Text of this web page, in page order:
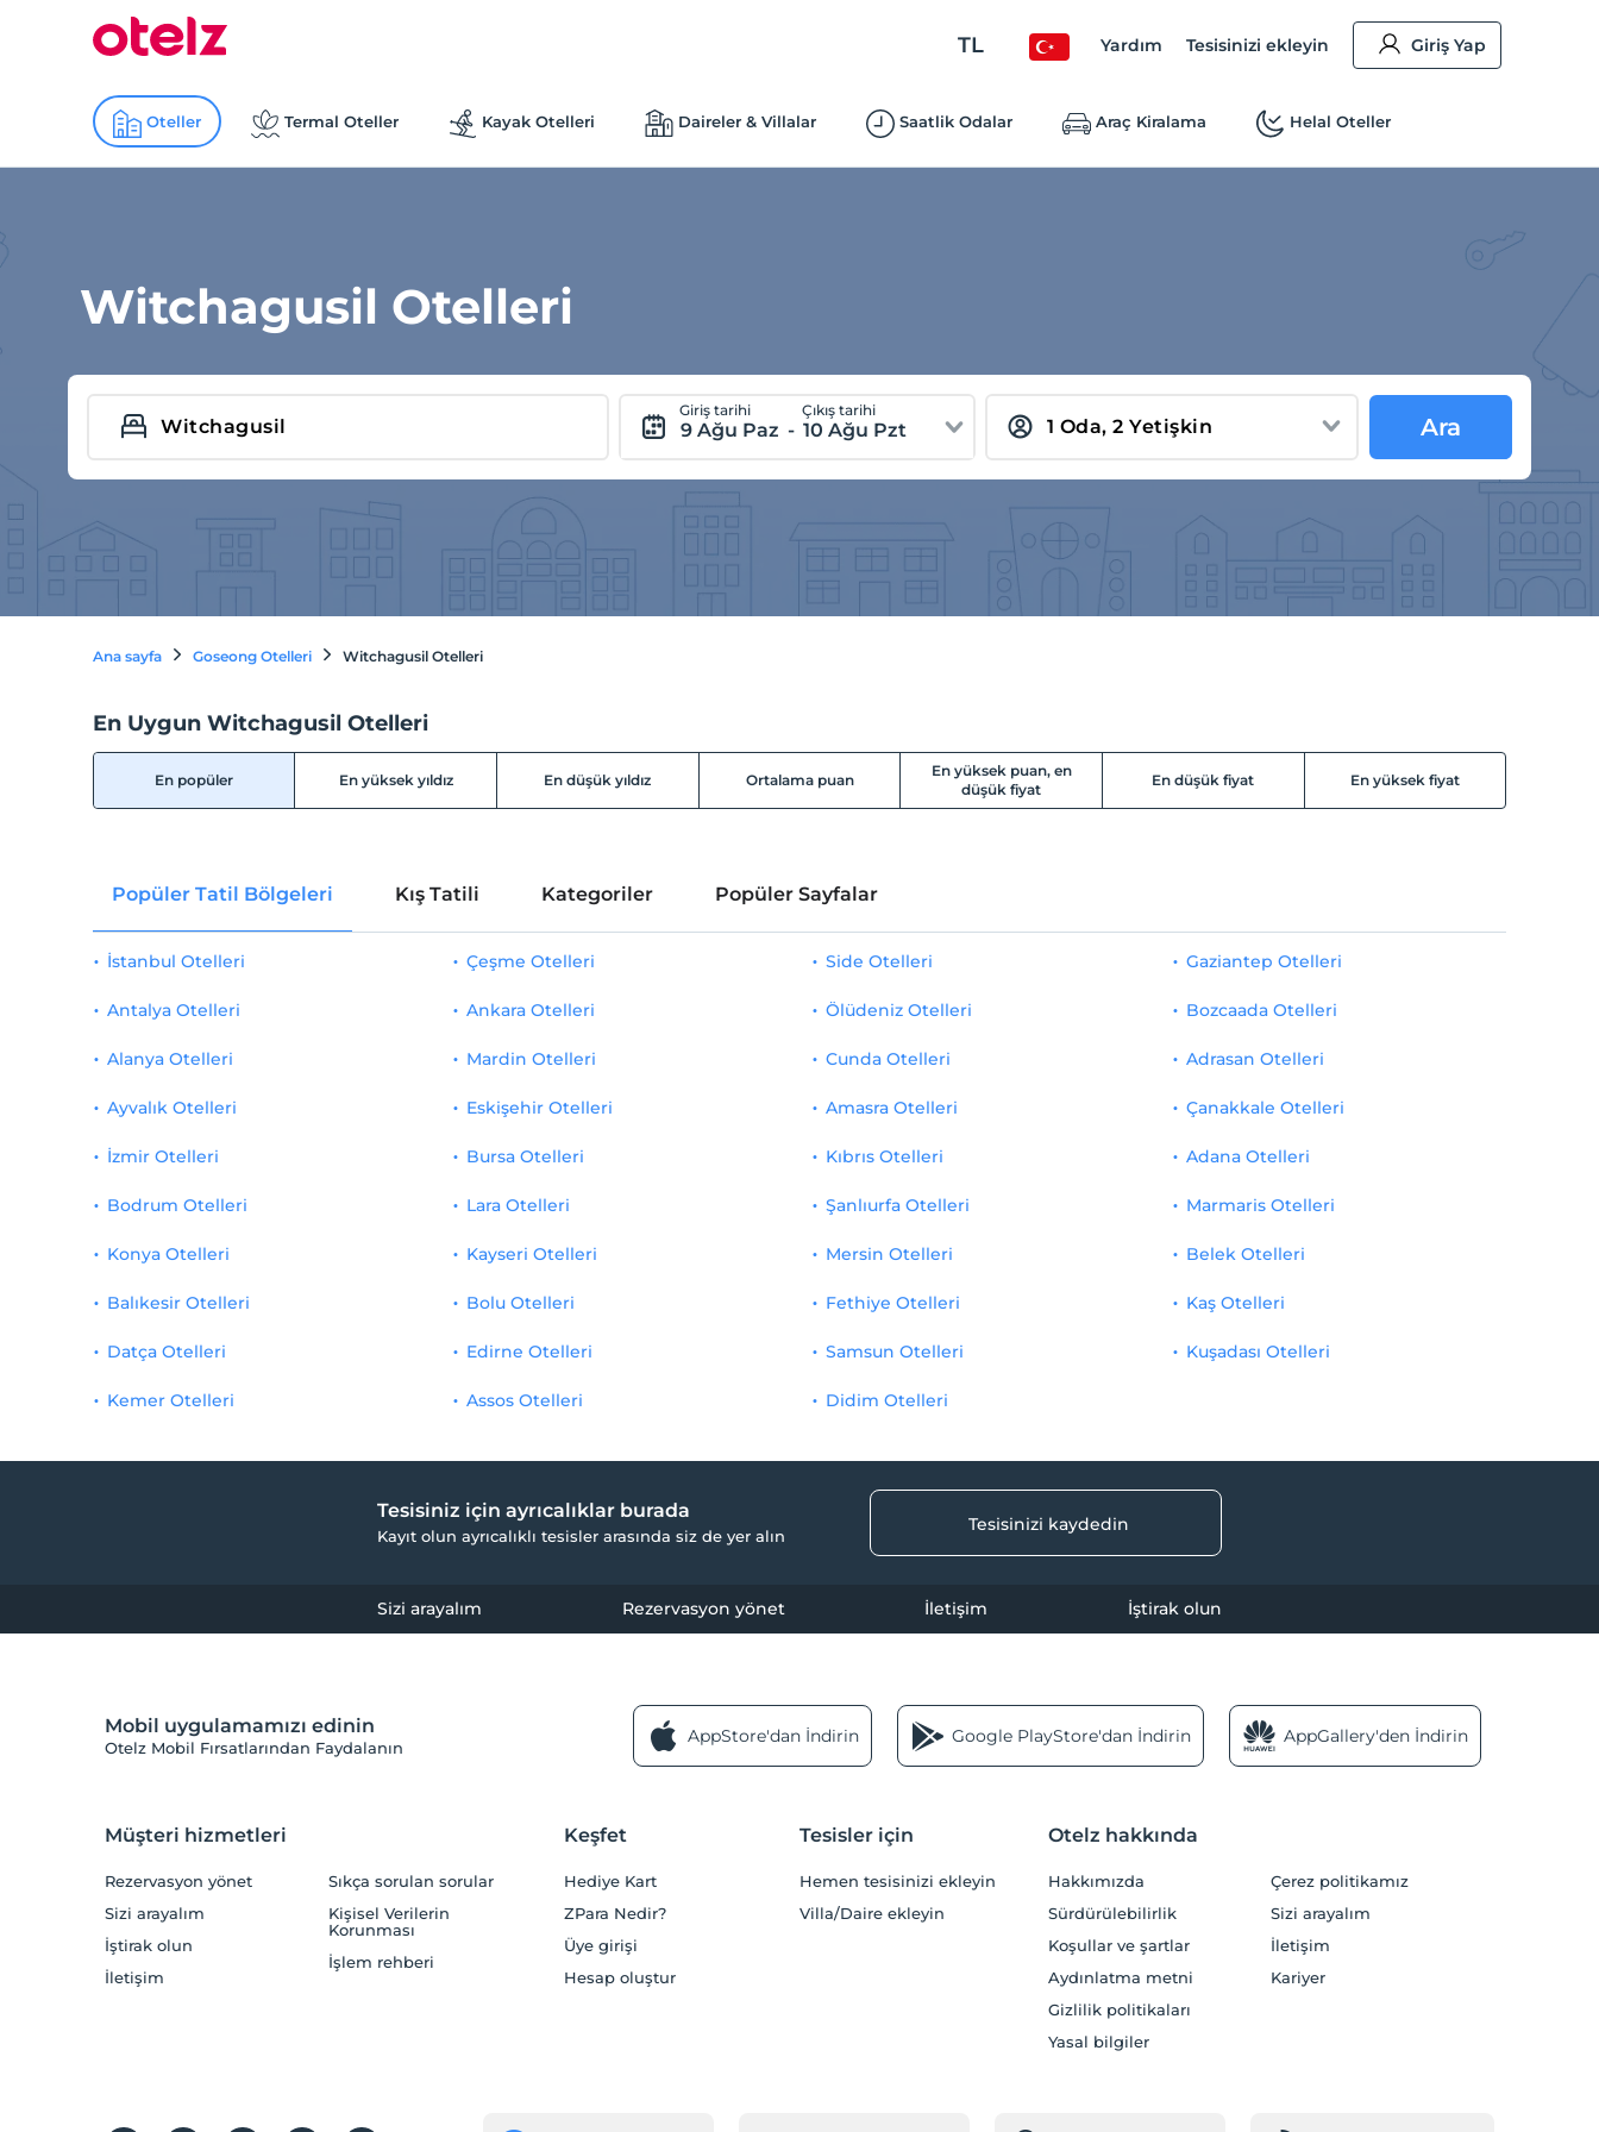
TL Yardım Tesisinizi ekleyin Giriş Yap
Oteller Termal Oteller Kayak Otelleri Daireler & Villalar Saatlik Odalar Araç Kiralama Helal Oteller
Witchagusil Otelleri
Giriş tarihi
9 Ağu Paz -
Çıkış tarihi
10 Ağu Pzt Ara
Ana sayfa Goseong Otelleri Witchagusil Otelleri
En Uygun Witchagusil Otelleri
En popüler En yüksek yıldız En düşük yıldız Ortalama puan
En yüksek puan, en
düşük fiyat
En düşük fiyat En yüksek fiyat
Popüler Tatil Bölgeleri Kış Tatili Kategoriler Popüler Sayfalar
İstanbul Otelleri
Antalya Otelleri
Alanya Otelleri
Ayvalık Otelleri
İzmir Otelleri
Çeşme Otelleri
Ankara Otelleri
Mardin Otelleri
Eskişehir Otelleri
Bursa Otelleri
Side Otelleri
Ölüdeniz Otelleri
Cunda Otelleri
Amasra Otelleri
Kıbrıs Otelleri
Gaziantep Otelleri
Bozcaada Otelleri
Adrasan Otelleri
Çanakkale Otelleri
Adana Otelleri
Bodrum Otelleri
Konya Otelleri
Balıkesir Otelleri
Datça Otelleri
Kemer Otelleri
Lara Otelleri
Kayseri Otelleri
Bolu Otelleri
Edirne Otelleri
Assos Otelleri
Şanlıurfa Otelleri
Mersin Otelleri
Fethiye Otelleri
Samsun Otelleri
Didim Otelleri
Marmaris Otelleri
Belek Otelleri
Kaş Otelleri
Kuşadası Otelleri
Tesisiniz için ayrıcalıklar burada
Kayıt olun ayrıcalıklı tesisler arasında siz de yer alın
Tesisinizi kaydedin
Sizi arayalım Rezervasyon yönet İletişim İştirak olun
Mobil uygulamamızı edinin
Otelz Mobil Fırsatlarından Faydalanın
AppStore'dan İndirin Google PlayStore'dan İndirin AppGallery'den İndirin
Müşteri hizmetleri
Rezervasyon yönet
Sizi arayalım
İştirak olun
İletişim
Sıkça sorulan sorular
Kişisel Verilerin
Korunması
İşlem rehberi
Keşfet
Hediye Kart
ZPara Nedir?
Üye girişi
Hesap oluştur
Tesisler için
Hemen tesisinizi ekleyin
Villa/Daire ekleyin
Otelz hakkında
Hakkımızda
Sürdürülebilirlik
Koşullar ve şartlar
Aydınlatma metni
Gizlilik politikaları
Yasal bilgiler
Çerez politikamız
Sizi arayalım
İletişim
Kariyer